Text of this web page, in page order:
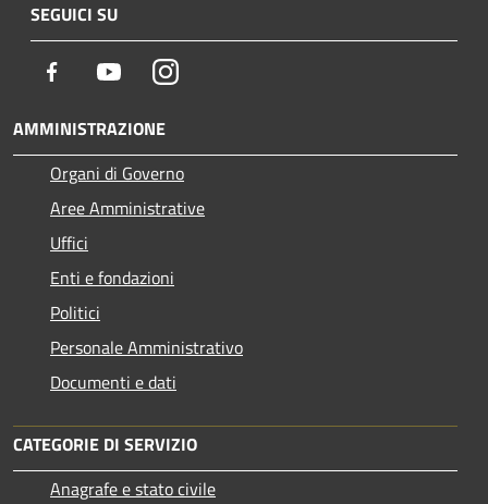
SEGUICI SU
Facebook YoutubeInstagram
AMMINISTRAZIONE
Organi di Governo
Aree Amministrative
Uffici
Enti e fondazioni
Politici
Personale Amministrativo
Documenti e dati
CATEGORIE DI SERVIZIO
Anagrafe e stato civile